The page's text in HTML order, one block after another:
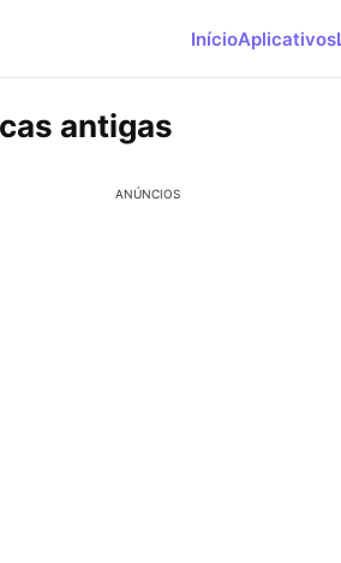
InícioAplicativos
antigas
ANÚNCIOS